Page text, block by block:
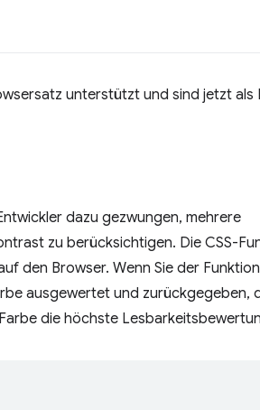
unterstützt und sind jetzt als
dazu gezwungen, mehrere
zu berücksichtigen. Die CSS-
den Browser. Wenn Sie der
ausgewertet und zurückgegeben,
die höchste